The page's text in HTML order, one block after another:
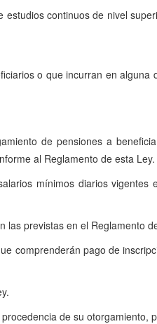
continuos de nivel
o que incurran en alguna
de pensiones a
al Reglamento de esta Ley.
mínimos diarios
previstas en el Reglamento
comprenderán pago de
de su otorgamiento,